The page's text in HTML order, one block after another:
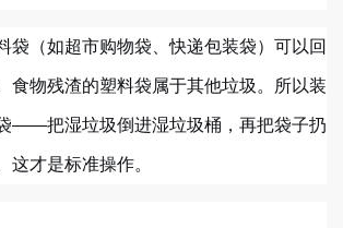
袋（如超市购物袋、快递包装袋）可以回
食物残渣的塑料袋属于其他垃圾。所以装
——把湿垃圾倒进湿垃圾桶，再把袋子扔
这才是标准操作。